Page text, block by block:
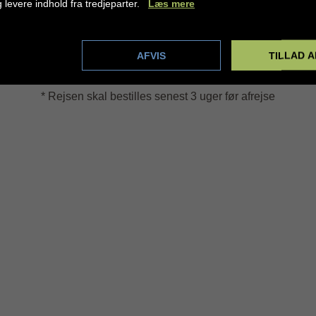
Golfrejse tilbud
* Rejsen skal bestilles senest 3 uger før afrejse
levere indhold fra tredjeparter. Læs mere
AFVIS TILLAD